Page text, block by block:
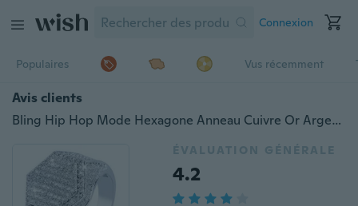
Connexion
Populaires Vus récemment
Avis clients
Bling Hip Hop Mode Hexagone Anneau Cuivre Or Argent Couleur Plaqué Glacé Micro Pave Cubique Zircone Charme Anneau pour Hommes Femmes
ÉVALUATION GÉNÉRALE
4.2